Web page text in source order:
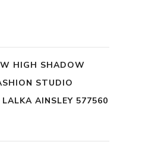
HIGH SHADOW
STUDIO
AINSLEY 577560